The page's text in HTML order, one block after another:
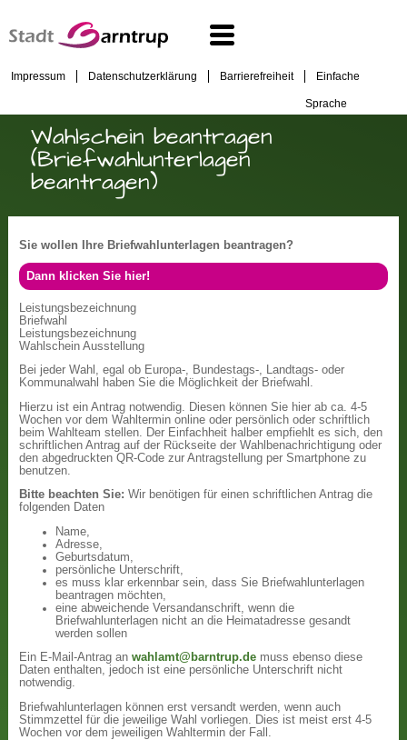
Impressum Datenschutzerklärung Barrierefreiheit Einfache
Sprache
Wahlschein beantragen
(Briefwahlunterlagen
beantragen)
Sie wollen Ihre Briefwahlunterlagen beantragen?
Dann klicken Sie hier!
Leistungsbezeichnung
Briefwahl
Leistungsbezeichnung
Wahlschein Ausstellung
Bei jeder Wahl, egal ob Europa-, Bundestags-, Landtags- oder
Kommunalwahl haben Sie die Möglichkeit der Briefwahl.
Hierzu ist ein Antrag notwendig. Diesen können Sie hier ab ca. 4-5
Wochen vor dem Wahltermin online oder persönlich oder schriftlich
beim Wahlteam stellen. Der Einfachheit halber empfiehlt es sich, den
schriftlichen Antrag auf der Rückseite der Wahlbenachrichtigung oder
den abgedruckten QR-Code zur Antragstellung per Smartphone zu
benutzen.
Bitte beachten Sie: Wir benötigen für einen schriftlichen Antrag die
folgenden Daten
Name,
Adresse,
Geburtsdatum,
persönliche Unterschrift,
es muss klar erkennbar sein, dass Sie Briefwahlunterlagen
beantragen möchten,
eine abweichende Versandanschrift, wenn die
Briefwahlunterlagen nicht an die Heimatadresse gesandt
werden sollen
Ein E-Mail-Antrag anwahlamt@barntrup.de muss ebenso diese
Daten enthalten, jedoch ist eine persönliche Unterschrift nicht
notwendig.
Briefwahlunterlagen können erst versandt werden, wenn auch
Stimmzettel für die jeweilige Wahl vorliegen. Dies ist meist erst 4-5
Wochen vor dem jeweiligen Wahltermin der Fall.